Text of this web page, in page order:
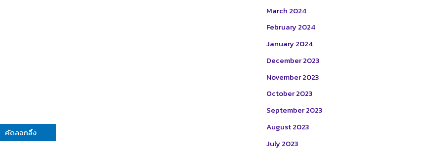
คัดลอกลิ้ง
March 2024
February 2024
January 2024
December 2023
November 2023
October 2023
September 2023
August 2023
July 2023